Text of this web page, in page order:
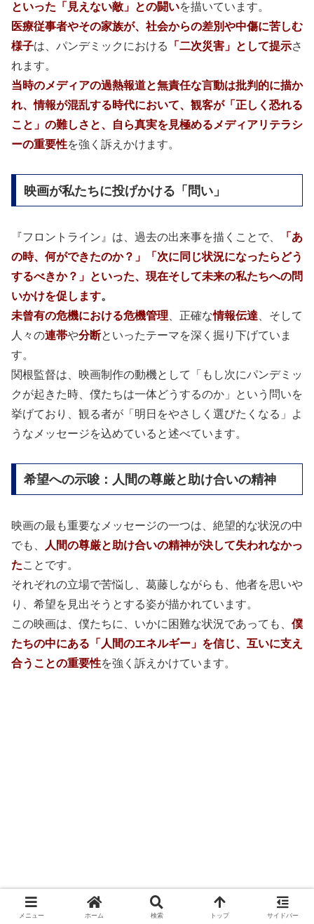
といった「見えない敵」との闘いを描いています。
医療従事者やその家族が、社会からの差別や中傷に苦しむ
様子は、パンデミックにおける 「二次災害」 として提示さ
れます。
当時のメディアの過熱報道と無責任な言動は批判的に描か
れ、情報が混乱する時代において、観客が「正しく恐れる
こと」の難しさと、自ら真実を見極めるメディアリテラシ
ーの重要性を強く訴えかけます。
映画が私たちに投げかける「問い」
『フロントライン』は、過去の出来事を描くことで、
「あ
の時、何ができたのか？」「次に同じ状況になったらどう
するべきか？」といった、現在そして未来の私たちへの問
いかけを促します。
未曾有の危機における危機管理 、正確な情報伝達 、そして
人々の連帯や分断といったテーマを深く掘り下げていま
す。
関根監督は、映画制作の動機として「もし次にパンデミッ
クが起きた時、僕たちは一体どうするのか」という問いを
挙げており、観る者が「明日をやさしく選びたくなる」よ
うなメッセージを込めていると述べています。
希望への示唆：人間の尊厳と助け合いの精神
映画の最も重要なメッセージの一つは、絶望的な状況の中
でも、
人間の尊厳と助け合いの精神が決して失われなかっ
たことです。
それぞれの立場で苦悩し、葛藤しながらも、他者を思いや
り、希望を見出そうとする姿が描かれています。
この映画は、僕たちに、いかに困難な状況であっても、 僕
たちの中にある「人間のエネルギー」を信じ、互いに支え
合うことの重要性を強く訴えかけています。
メニュー ホーム 検索 トップ サイドバー